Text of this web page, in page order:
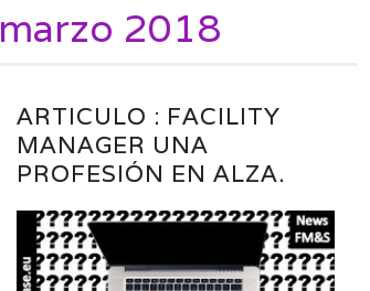
marzo 2018
ARTICULO : FACILITY
MANAGER UNA
PROFESIÓN EN ALZA.